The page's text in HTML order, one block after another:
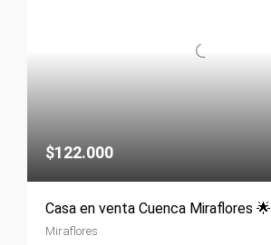
$122.000
Casa en venta Cuenca Miraflores 🌟
Miraflores